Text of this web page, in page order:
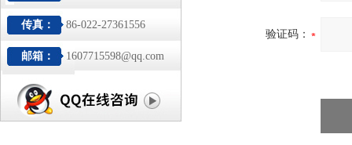
传真： 86-022-27361556
邮箱： 1607715598@qq.com
验证码：